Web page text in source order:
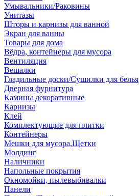
Умывальники/Раковины
Унитазы
Шторы и карнизы для ванной
Экран для ванны
Товары для дома
Вёдра, контейнеры для мусора
Вентиляция
Вешалки
Гладильные доски/Сушилки для белья
Дверная фурнитура
Камины декоративные
Карнизы
Клей
Комплектующие для плитки
Контейнеры
Мешки для мусора,Щетки
Молдинг
Наличники
Напольные покрытия
Окномойки, пылевыбивалки
Панели